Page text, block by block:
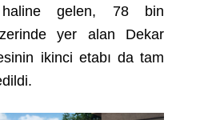
haline gelen, 78 bin
yer alan Dekar
ikinci etabı da tam